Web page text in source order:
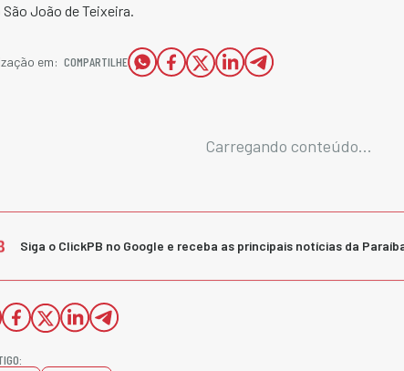
João de Teixeira.
em: COMPARTILHE
Carregando conteúdo...
Siga o ClickPB no Google e receba as principais notícias da